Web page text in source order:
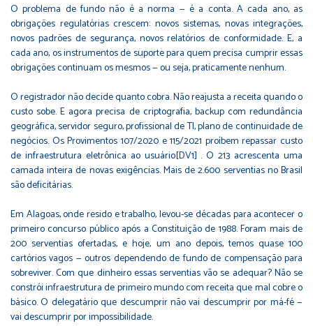
O problema de fundo não é a norma — é a conta. A cada ano, as
obrigações regulatórias crescem: novos sistemas, novas integrações,
novos padrões de segurança, novos relatórios de conformidade. E, a
cada ano, os instrumentos de suporte para quem precisa cumprir essas
obrigações continuam os mesmos — ou seja, praticamente nenhum.
O registrador não decide quanto cobra. Não reajusta a receita quando o
custo sobe. E agora precisa de criptografia, backup com redundância
geográfica, servidor seguro, profissional de TI, plano de continuidade de
negócios. Os Provimentos 107/2020 e 115/2021 proíbem repassar custo
de infraestrutura eletrônica ao usuário[DV1] . O 213 acrescenta uma
camada inteira de novas exigências. Mais de 2.600 serventias no Brasil
são deficitárias.
Em Alagoas, onde resido e trabalho, levou-se décadas para acontecer o
primeiro concurso público após a Constituição de 1988. Foram mais de
200 serventias ofertadas, e hoje, um ano depois, temos quase 100
cartórios vagos — outros dependendo de fundo de compensação para
sobreviver. Com que dinheiro essas serventias vão se adequar? Não se
constrói infraestrutura de primeiro mundo com receita que mal cobre o
básico. O delegatário que descumprir não vai descumprir por má-fé —
vai descumprir por impossibilidade.